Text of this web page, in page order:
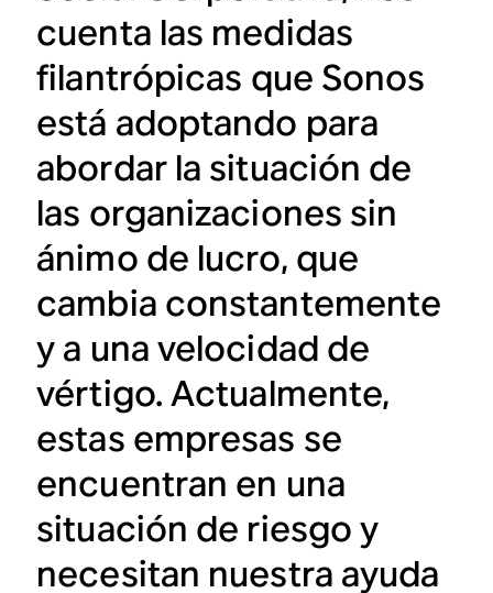
cuenta las medidas
filantrópicas que Sonos
está adoptando para
abordar la situación de
las organizaciones sin
ánimo de lucro, que
cambia constantemente
y a una velocidad de
vértigo. Actualmente,
estas empresas se
encuentran en una
situación de riesgo y
necesitan nuestra ayuda